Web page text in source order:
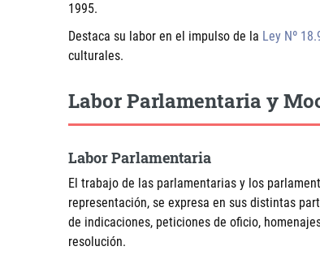
1995.
Destaca su labor en el impulso de la Ley Nº
culturales.
Labor Parlamentaria y
Labor Parlamentaria
El trabajo de las parlamentarias y los
representación, se expresa en sus distintas
de indicaciones, peticiones de oficio,
resolución.